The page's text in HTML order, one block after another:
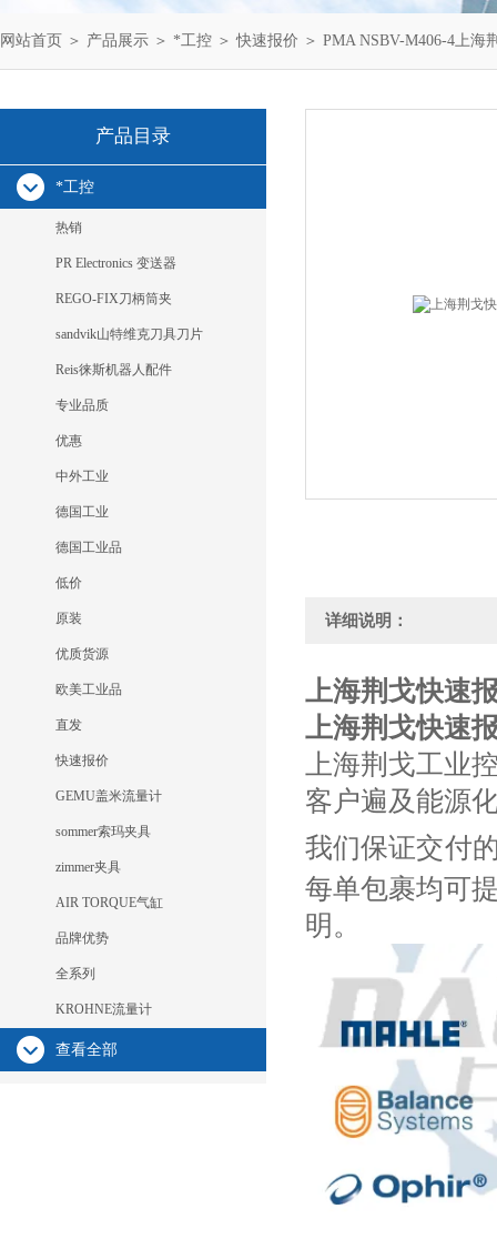
网站首页 ＞ 产品展示 ＞ *工控 ＞快速报价 ＞ PMA NSBV-M406-4上海
产品目录
*工控
热销
PR Electronics 变送器
REGO-FIX刀柄筒夹
sandvik山特维克刀具刀片
Reis徕斯机器人配件
专业品质
优惠
中外工业
德国工业
德国工业品
低价
原装
优质货源
欧美工业品
直发
快速报价
GEMU盖米流量计
sommer索玛夹具
zimmer夹具
AIR TORQUE气缸
品牌优势
全系列
KROHNE流量计
查看全部
详细说明：
上海荆戈快速
上海荆戈快速
上海荆戈工业
客户遍及能源
我们保证交付
每单包裹均可
明。